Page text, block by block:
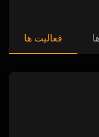
فعالیت ها